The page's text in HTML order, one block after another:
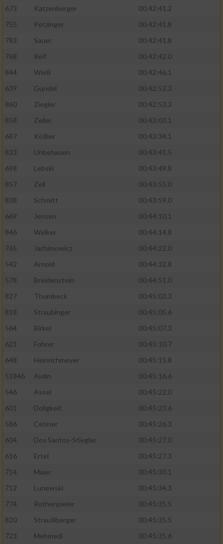
673
Katzenberger
00:42:41.2
755
Petzinger
00:42:41.8
783
Sauer
00:42:41.8
768
Reif
00:42:42.0
844
Weiß
00:42:46.1
639
Gündel
00:42:52.3
860
Ziegler
00:42:53.3
858
Zeller
00:43:03.1
687
Kößler
00:43:34.1
833
Unbehauen
00:43:41.5
698
Lebski
00:43:49.8
857
Zell
00:43:55.0
838
Schmitt
00:43:59.0
669
Jensen
00:44:10.1
846
Welker
00:44:14.8
765
Jachimowicz
00:44:22.0
542
Arnold
00:44:32.8
578
Breidenstein
00:44:51.0
827
Thumbeck
00:45:03.3
818
Straubinger
00:45:05.6
564
Birkel
00:45:07.3
621
Fohrer
00:45:10.7
648
Heinrichmeyer
00:45:15.8
51846
Aydin
00:45:16.6
546
Assel
00:45:22.0
601
Doligkeit
00:45:23.6
586
Cetiner
00:45:26.3
604
Dos Santos-Stiegler
00:45:27.0
616
Ertel
00:45:27.3
714
Maier
00:45:30.1
712
Lunewski
00:45:34.3
774
Rothenpieler
00:45:35.5
820
Straußberger
00:45:35.5
723
Mehmedi
00:45:35.6